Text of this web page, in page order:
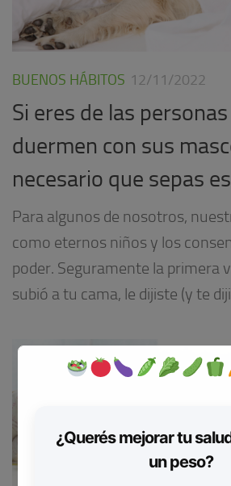
BUENOS HÁBITOS 12/11/2022
Si eres de las
duermen con sus
necesario que sepas
Para algunos de nosotros,
como eternos niños y los
poder. Seguramente la primera
subió a tu cama, le dijiste (y te
¿Querés mejorar tu
un peso?